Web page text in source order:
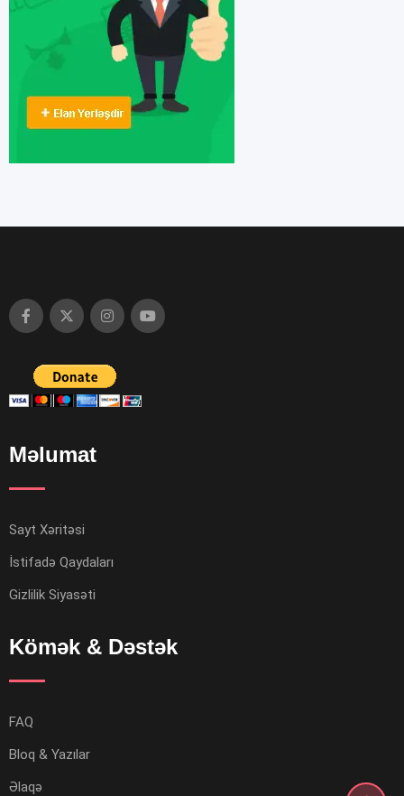
Məlumat
Sayt Xəritəsi
İstifadə Qaydaları
Gizlilik Siyasəti
Kömək & Dəstək
FAQ
Bloq & Yazılar
Əlaqə